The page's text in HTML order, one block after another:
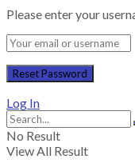
Please enter your
Log In
No Result
View All Result